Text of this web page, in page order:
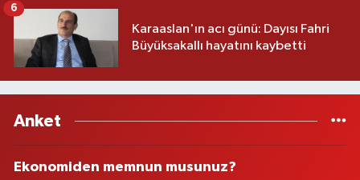
Karaaslan'ın acı günü: Dayısı Fahri
Büyüksakallı hayatını kaybetti
6
Anket
Ekonomiden memnun musunuz?